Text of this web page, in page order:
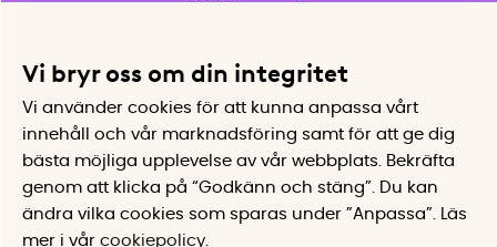
Vi bryr oss om din integritet
Vi använder cookies för att kunna anpassa vårt
innehåll och vår marknadsföring samt för att ge dig
bästa möjliga upplevelse av vår webbplats.
Bekräfta
genom att klicka på “Godkänn och stäng”. Du kan
ändra vilka cookies som sparas under ”Anpassa”.
Läs
mer i vår cookiepolicy